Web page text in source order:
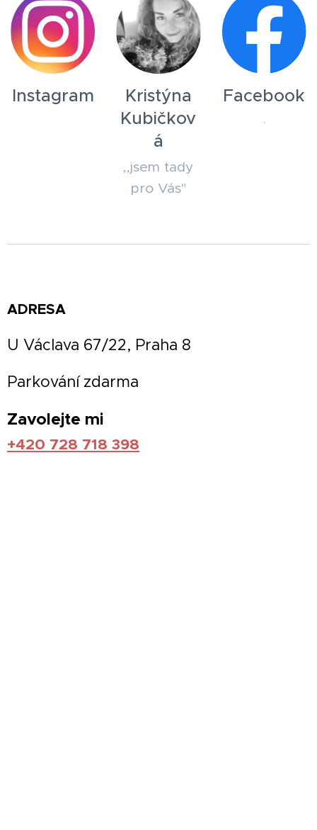
Instagram
Kristýna
Kubičkov
á
,,jsem tady
pro Vás"
Facebook
.
ADRESA
U Václava 67/22, Praha 8
Parkování zdarma
Zavolejte mi
+420 728 718 398